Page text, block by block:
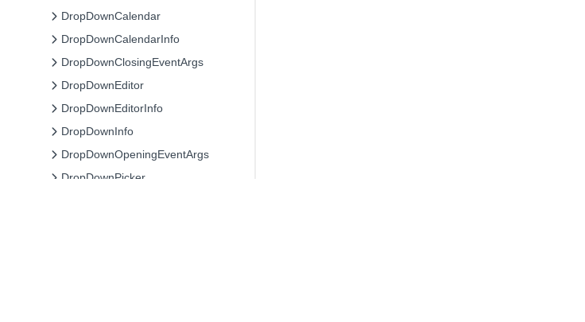
DropDownCalendar
DropDownCalendarInfo
DropDownClosingEventArgs
DropDownEditor
DropDownEditorInfo
DropDownInfo
DropDownOpeningEventArgs
DropDownPicker